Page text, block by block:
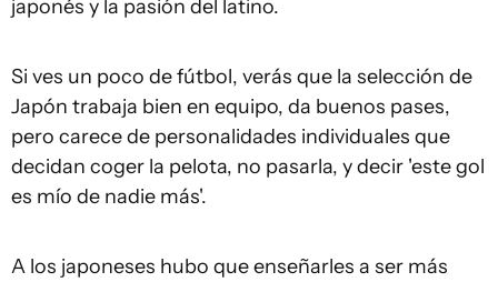
japonés y la pasión del latino.
Si ves un poco de fútbol, verás que la selección de
Japón trabaja bien en equipo, da buenos pases,
pero carece de personalidades individuales que
decidan coger la pelota, no pasarla, y decir 'este gol
es mío de nadie más'.
A los japoneses hubo que enseñarles a ser más